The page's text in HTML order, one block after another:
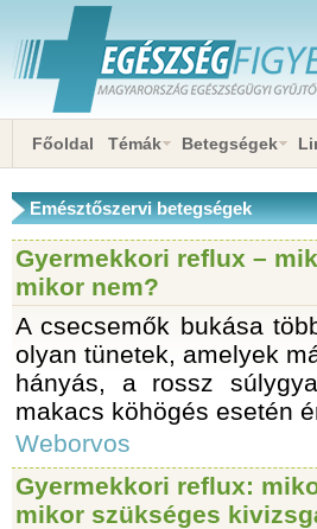
Főoldal Témák Betegségek
Emésztőszervi betegségek
Gyermekkori reflux –
mikor nem?
A csecsemők bukása
olyan tünetek, amelyek
hányás, a rossz
makacs köhögés esetén
Weborvos
Gyermekkori reflux:
mikor szükséges